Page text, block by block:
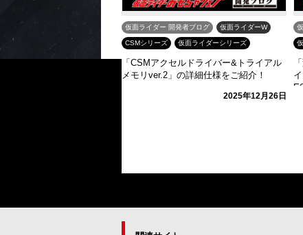
仮面ライダー 開発者ブログ 仮面ライダーW
CSMシリーズ 仮面ライダーシリーズ
「CSMアクセルドライバー&トライアル
メモリver.2」の詳細仕様をご紹介！
2025年12月26日